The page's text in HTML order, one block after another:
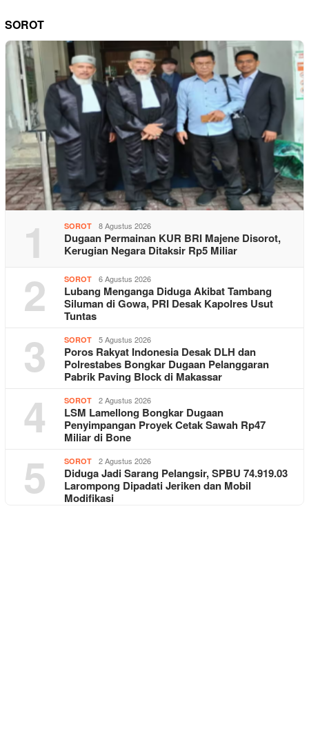
SOROT
1 SOROT 8 Agustus 2026
Dugaan Permainan KUR BRI Majene Disorot,
Kerugian Negara Ditaksir Rp5 Miliar
2 SOROT 6 Agustus 2026
Lubang Menganga Diduga Akibat Tambang
Siluman di Gowa, PRI Desak Kapolres Usut
Tuntas
3 SOROT 5 Agustus 2026
Poros Rakyat Indonesia Desak DLH dan
Polrestabes Bongkar Dugaan Pelanggaran
Pabrik Paving Block di Makassar
4 SOROT 2 Agustus 2026
LSM Lamellong Bongkar Dugaan
Penyimpangan Proyek Cetak Sawah Rp47
Miliar di Bone
5 SOROT 2 Agustus 2026
Diduga Jadi Sarang Pelangsir, SPBU 74.919.03
Larompong Dipadati Jeriken dan Mobil
Modifikasi